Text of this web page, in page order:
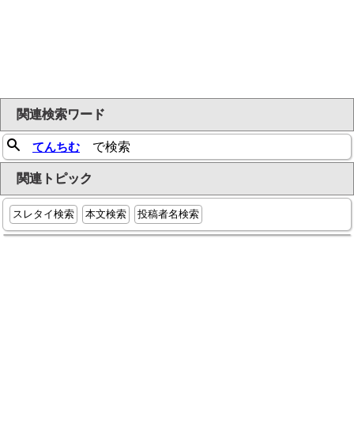
関連検索ワード
てんちむ で検索
関連トピック
スレタイ検索 本文検索 投稿者名検索